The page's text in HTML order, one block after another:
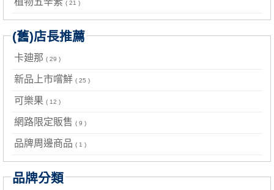
( 21 )
(舊)店長推薦
卡廸那 ( 29 )
新品上市嚐鮮 ( 25 )
可樂果 ( 12 )
網路限定販售 ( 9 )
品牌周邊商品 ( 1 )
品牌分類